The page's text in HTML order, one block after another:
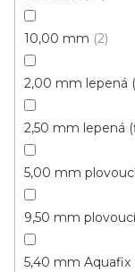
10,00 mm 2
2,00 mm lepená
2,50 mm lepená
5,00 mm
9,50 mm
5,40 mm Aquafix
Vinylové dílce
459 Kč
499 Kč
Fix 30V (lepená)